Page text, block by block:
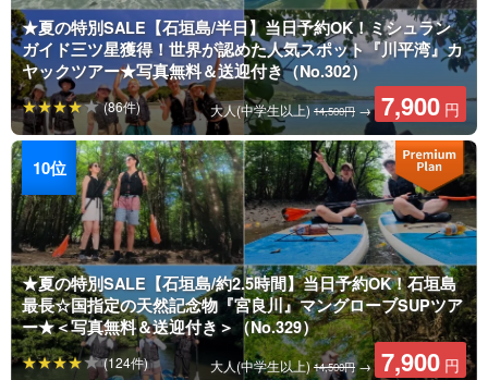
★夏の特別SALE【石垣島/半日】当日予約OK！ミシュラン
ガイド三ツ星獲得！世界が認めた人気スポット『川平湾』カ
ヤックツアー★写真無料＆送迎付き（No.302）
大人(中学生以上)14,500円 → 7,900 円
(86件)
★夏の特別SALE【石垣島/約2.5時間】当日予約OK！石垣島
最長☆国指定の天然記念物『宮良川』マングローブSUPツア
ー★＜写真無料＆送迎付き＞（No.329）
大人(中学生以上)14,500円→ 7,900 円
(124件)